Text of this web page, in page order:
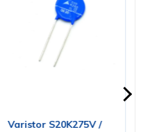
Varistor S20K275V /